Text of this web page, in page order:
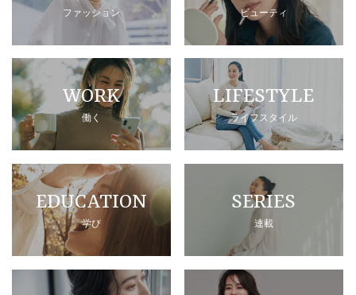
ファッション ビューティ
WORK
働く
LIFESTYLE
ライフスタイル
EDUCATION
学び
SERIES
連載